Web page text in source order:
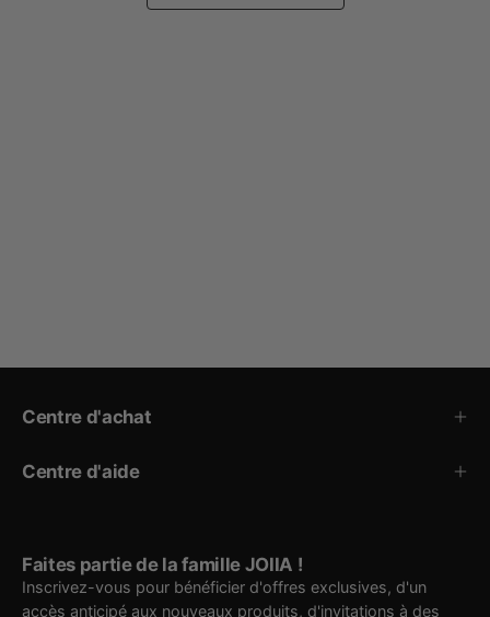
Centre d'achat
Centre d'aide
Faites partie de la famille JOIIA !
Inscrivez-vous pour bénéficier d'offres exclusives, d'un
accès anticipé aux nouveaux produits, d'invitations à des